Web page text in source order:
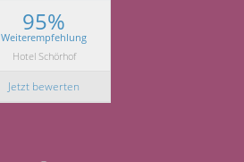
95%
Weiterempfehlung
Hotel Schörhof
Jetzt bewerten